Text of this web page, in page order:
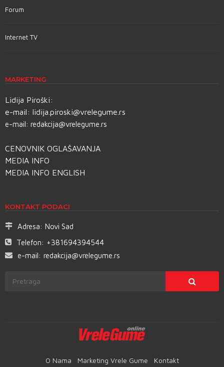
Forum
Internet TV
MARKETING
Lidija Piroški:
e-mail: lidija.piroski@vrelegume.rs
e-mail: redakcija@vrelegume.rs
CENOVNIK OGLAŠAVANJA
MEDIA INFO
MEDIA INFO ENGLISH
KONTAKT PODACI
Adresa: Novi Sad
Telefon: +381694394544
e-mail: redakcija@vrelegume.rs
O Nama Marketing Vrele Gume Kontakt